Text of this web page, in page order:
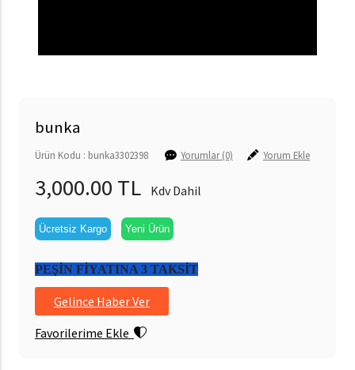
bunka
Ürün Kodu : bunka3302398 Yorumlar (0) Yorum Ekle
3,000.00 TL Kdv Dahil
Ücretsiz Kargo Yeni Ürün
PEŞİN FİYATINA 3 TAKSİT
Gelince Haber Ver
Favorilerime Ekle